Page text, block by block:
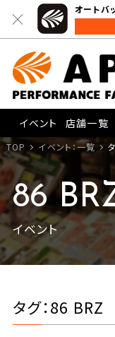
オートバ
イベント 店舗一覧
TOP イベント：一覧
86
イベント
タグ：86 BRZ